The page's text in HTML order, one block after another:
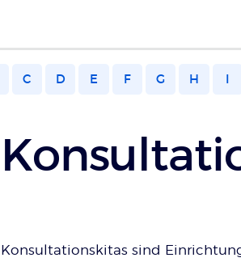
C D E F G H I
Konsultationskitas sind